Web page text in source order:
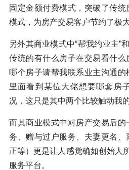
固定金额付费模式，突破了传
模式，为房产交易客户节约了极
另外其商业模式中“帮我约业主”
传统的有什么房子在交易看什
哪个房子请帮我联系业主沟通
里面看到某位大佬想要哪套房
况，这只是其中两个比较触动我的
而其商业模式中对房产交易后的
务、赠与过户服务、夫妻更名
正等）更是让人感觉确如创始人
服务平台。